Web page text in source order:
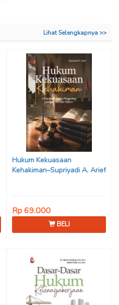
Lihat Selengkapnya >>
Hukum Kekuasaan
Kehakiman–Supriyadi A. Arief
Rp 69.000
BELI